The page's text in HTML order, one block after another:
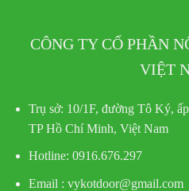
CÔNG TY CỔ PHẦN
VIỆT
Trụ sở: 10/1F, đường Tô Ký,
TP Hồ Chí Minh, Việt Nam
Hotline: 0916.676.297
Email : vykotdoor@gmail.com